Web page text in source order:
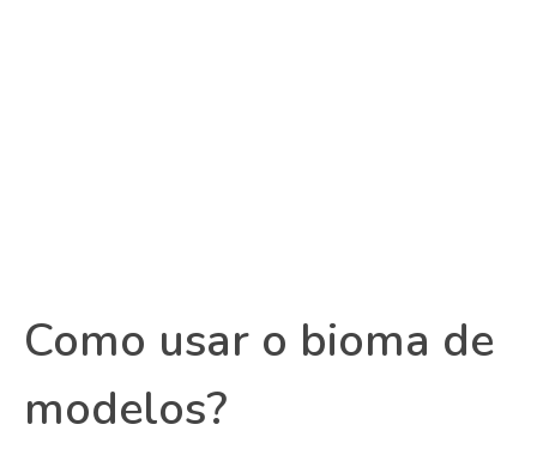
Como usar o bioma de
modelos?